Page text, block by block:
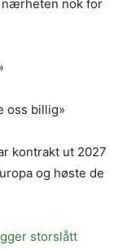
nærheten nok for
oss billig»
kontrakt ut 2027
og høste de
storslått